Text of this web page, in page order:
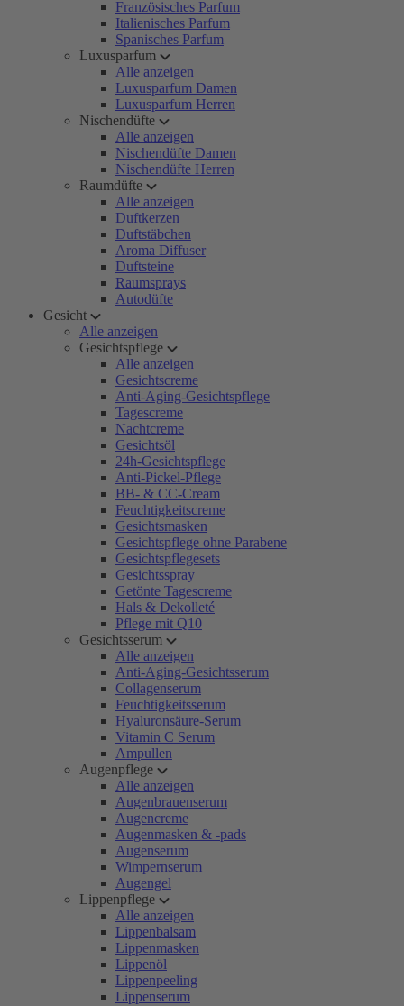
Französisches Parfum
Italienisches Parfum
Spanisches Parfum
Luxusparfum
Alle anzeigen
Luxusparfum Damen
Luxusparfum Herren
Nischendüfte
Alle anzeigen
Nischendüfte Damen
Nischendüfte Herren
Raumdüfte
Alle anzeigen
Duftkerzen
Duftstäbchen
Aroma Diffuser
Duftsteine
Raumsprays
Autodüfte
Gesicht
Alle anzeigen
Gesichtspflege
Alle anzeigen
Gesichtscreme
Anti-Aging-Gesichtspflege
Tagescreme
Nachtcreme
Gesichtsöl
24h-Gesichtspflege
Anti-Pickel-Pflege
BB- & CC-Cream
Feuchtigkeitscreme
Gesichtsmasken
Gesichtspflege ohne Parabene
Gesichtspflegesets
Gesichtsspray
Getönte Tagescreme
Hals & Dekolleté
Pflege mit Q10
Gesichtsserum
Alle anzeigen
Anti-Aging-Gesichtsserum
Collagenserum
Feuchtigkeitsserum
Hyaluronsäure-Serum
Vitamin C Serum
Ampullen
Augenpflege
Alle anzeigen
Augenbrauenserum
Augencreme
Augenmasken & -pads
Augenserum
Wimpernserum
Augengel
Lippenpflege
Alle anzeigen
Lippenbalsam
Lippenmasken
Lippenöl
Lippenpeeling
Lippenserum